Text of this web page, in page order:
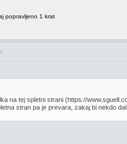
popravljeno 1 krat
na tej spletni strani (https://
stran pa je prevara, zakaj bi nekdo